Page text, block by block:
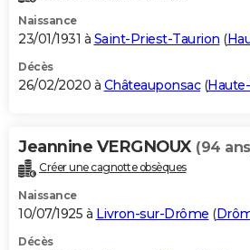
Naissance
23/01/1931 à Saint-Priest-Taurion (
Décès
26/02/2020 à Châteauponsac(
Jeannine VERGNOUX (94
Créer une cagnotte obsèques
Naissance
10/07/1925 à Livron-sur-Drôme (
Décès